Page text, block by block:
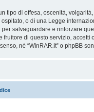
tipo di offesa, oscenità,
ospitato, o di una Legge
salvaguardare e rinforzare
fruitore di questo servizio,
né “WinRAR.it” o phpBB